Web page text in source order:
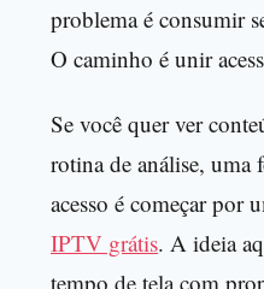
problema é consumir
O caminho é unir
Se você quer ver
rotina de análise, uma
acesso é começar por
IPTV grátis. A ideia
tempo de tela com